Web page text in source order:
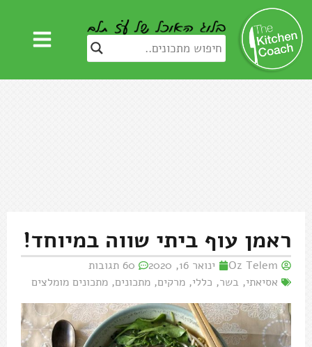
ראמן עוף ביתי שווה במיוחד!
Oz Telem ינואר 16, 2020
60 תגובות
אסיאתי, בשר, כללי, מרקים, מתכונים, מתכונים מומלצים